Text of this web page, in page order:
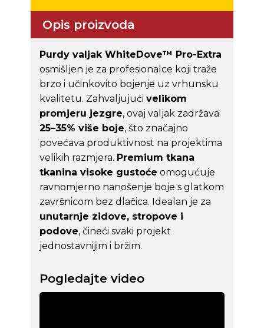
Opis proizvoda
Purdy valjak WhiteDove™ Pro-Extra
osmišljen je za profesionalce koji traže
brzo i učinkovito bojenje uz vrhunsku
kvalitetu. Zahvaljujući velikom
promjeru jezgre, ovaj valjak zadržava
25–35% više boje, što značajno
povećava produktivnost na projektima
velikih razmjera. Premium tkana
tkanina visoke gustoće omogućuje
ravnomjerno nanošenje boje s glatkom
završnicom bez dlačica. Idealan je za
unutarnje zidove, stropove i
podove, čineći svaki projekt
jednostavnijim i bržim.
Pogledajte video